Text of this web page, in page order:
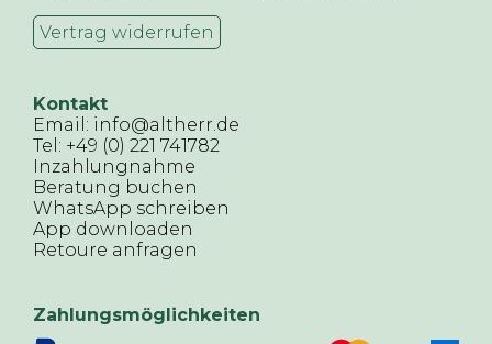
Vertrag widerrufen
Kontakt
Email: info@altherr.de
Tel: +49 (0) 221 741782
Inzahlungnahme
Beratung buchen
WhatsApp schreiben
App downloaden
Retoure anfragen
Zahlungsmöglichkeiten